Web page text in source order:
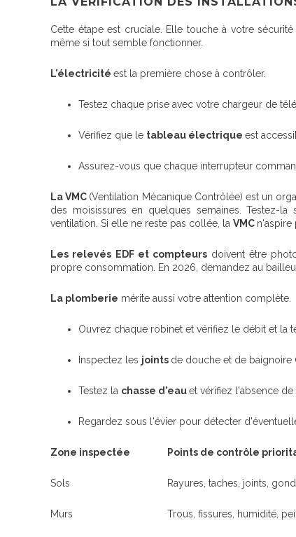
Cette étape est cruciale. Elle touche à votre
même si tout semble fonctionner.
L'électricité est la première chose à contrôler.
Testez chaque prise avec votre chargeur de
Vérifiez que le tableau électrique est
Assurez-vous que chaque interrupteur
La VMC (Ventilation Mécanique Contrôlée) est un
des moisissures en quelques semaines. Testez-
ventilation. Si elle ne reste pas collée, la VMC n'aspire
Les relevés EDF et compteurs doivent être
propre consommation. En 2026, demandez au
La plomberie mérite aussi votre attention complète.
Ouvrez chaque robinet et vérifiez le débit et la
Inspectez les joints de douche et de baignoire
Testez la chasse d'eauet vérifiez l'absence
Regardez sous l'évier pour détecter
Zone inspectée Points de contrôle
Sols Rayures, taches, joints,
Murs Trous, fissures, humidité,